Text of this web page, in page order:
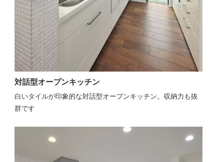
対話型オープンキッチン
白いタイルが印象的な対話型オープンキッチン。収納力も抜
群です